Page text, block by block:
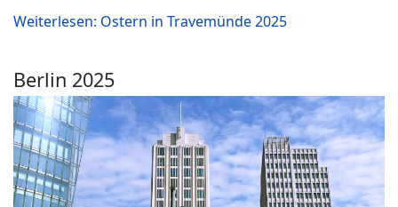
Weiterlesen: Ostern in Travemünde 2025
Berlin 2025